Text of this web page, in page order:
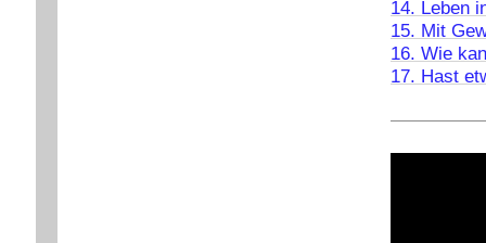
14. Leben
15. Mit
16. Wie
17. Hast